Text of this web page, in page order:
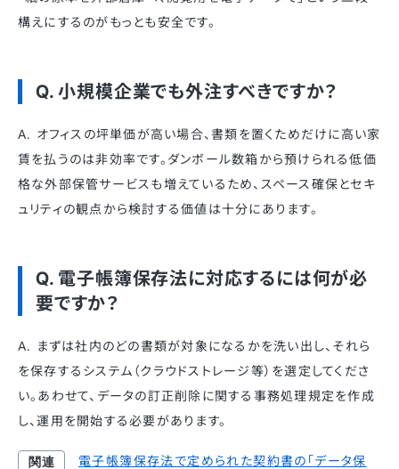
構えにするのがもっとも安全です。
Q. 小規模企業でも外注すべきですか？
A. オフィスの坪単価が高い場合、書類を置くためだけに高い家
賃を払うのは非効率です。ダンボール数箱から預けられる低価
格な外部保管サービスも増えているため、スペース確保とセキ
ュリティの観点から検討する価値は十分にあります。
Q. 電子帳簿保存法に対応するには何が必
要ですか？
A. まずは社内のどの書類が対象になるかを洗い出し、それら
を保存するシステム（クラウドストレージ等）を選定してくださ
い。あわせて、データの訂正削除に関する事務処理規定を作成
し、運用を開始する必要があります。
電子帳簿保存法で定められた契約書の「データ保